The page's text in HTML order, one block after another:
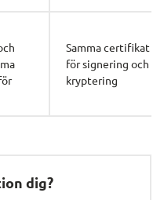
Samma certifikat
för signering och
kryptering
dig?